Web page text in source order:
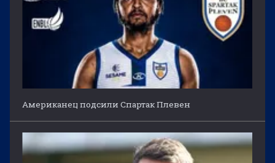
Американец подсили Спартак Плевен